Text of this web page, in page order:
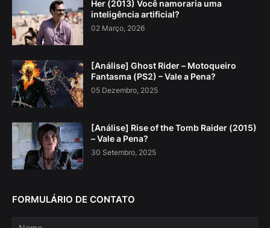
Her (2013) Você namoraria uma
inteligência artificial?
02 Março, 2026
[Análise] Ghost Rider – Motoqueiro
Fantasma (PS2) – Vale a Pena?
05 Dezembro, 2025
[Análise] Rise of the Tomb Raider (2015)
– Vale a Pena?
30 Setembro, 2025
FORMULÁRIO DE CONTATO